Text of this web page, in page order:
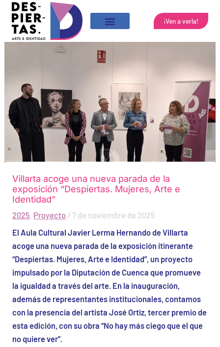
contenido
¡Ven a verla!
Villarta acoge una nueva parada de la
exposición “Despiertas. Mujeres, Arte e
Identidad”
2025, Proyecto / 7 de noviembre de 2025
El Aula Cultural Javier Lerma Hernando de Villarta
acoge una nueva parada de la exposición itinerante
“Despiertas. Mujeres, Arte e Identidad”, un proyecto
impulsado por la Diputación de Cuenca que promueve
la igualdad a través del arte. En la inauguración,
además de representantes institucionales, contamos
con la presencia del artista José Ortiz, tercer premio de
esta edición, con su obra “No hay más ciego que el que
no quiere ver”.